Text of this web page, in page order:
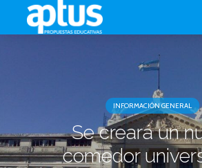
INFORMACIÓN GENERAL
Se creará un
comedor